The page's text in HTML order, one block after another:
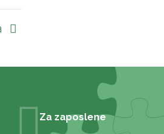
Za zaposlene